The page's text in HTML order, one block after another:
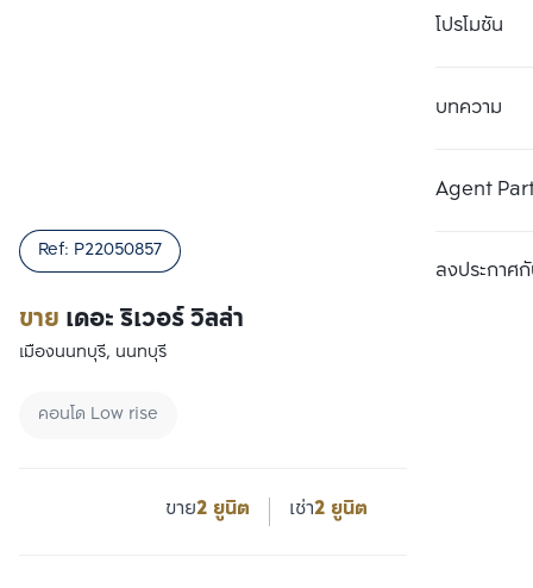
โปรโมชัน
บทความ
Agent
ลงประกาศกั
ขาย เดอะ ริเวอร์ วิลล่า
Ref: P22050857
เมืองนนทบุรี, นนทบุรี
คอนโด Low rise
ขาย2 ยูนิต เช่า2 ยูนิต
เปรียบเทียบ